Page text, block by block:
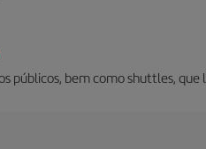
públicos, bem como shuttles,